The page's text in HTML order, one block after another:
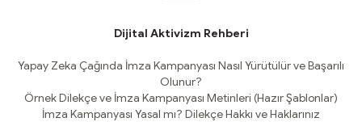
Dijital Aktivizm Rehberi
Yapay Zeka Çağında İmza Kampanyası Nasıl Yürütülür ve Başarılı
Olunur?
Örnek Dilekçe ve İmza Kampanyası Metinleri (Hazır Şablonlar)
İmza Kampanyası Yasal mı? Dilekçe Hakkı ve Haklarınız